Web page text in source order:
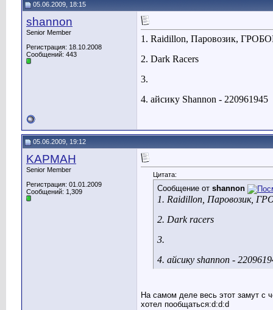
05.06.2009, 18:15
shannon
Senior Member
Регистрация: 18.10.2008
Сообщений: 443
1. Raidillon, Паровозик,
2. Dark Racers
3.
4. айсику Shannon - 220961945
05.06.2009, 19:12
KAPMAH
Senior Member
Регистрация: 01.01.2009
Сообщений: 1,309
Цитата:
Сообщение от shannon
1. Raidillon, Паровозик,
2. Dark racers
3.
4. айсику shannon -
На самом деле весь этот замут с
хотел пообщаться:d:d:d